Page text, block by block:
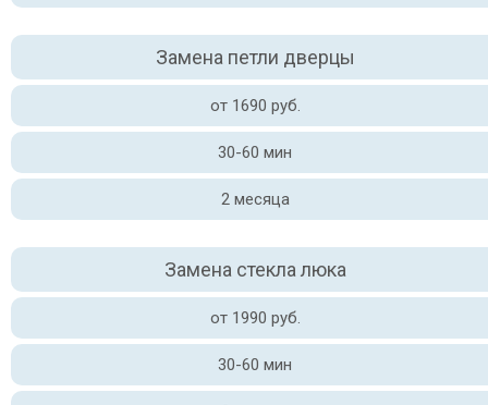
Замена петли дверцы
от 1690 руб.
30-60 мин
2 месяца
Замена стекла люка
от 1990 руб.
30-60 мин